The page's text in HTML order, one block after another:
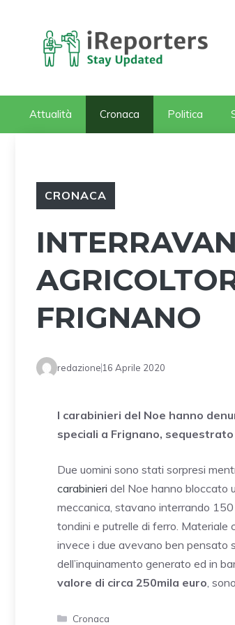
contenuto
Attualità Cronaca Politica
CRONACA
FRIGNANO
redazione 16 Aprile 2020
I carabinieri del Noe hanno
speciali a Frignano,
Due uomini sono stati sorpresi
carabinieri del Noe hanno bloccato
meccanica, stavano interrando
tondini e putrelle di ferro. Materiale
invece i due avevano ben pensato
dell’inquinamento generato ed in
valore di circa 250mila euro,
Categorie
Cronaca